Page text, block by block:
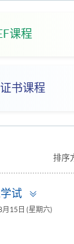
课程
书课程
排序
试
月15日 (星期六)